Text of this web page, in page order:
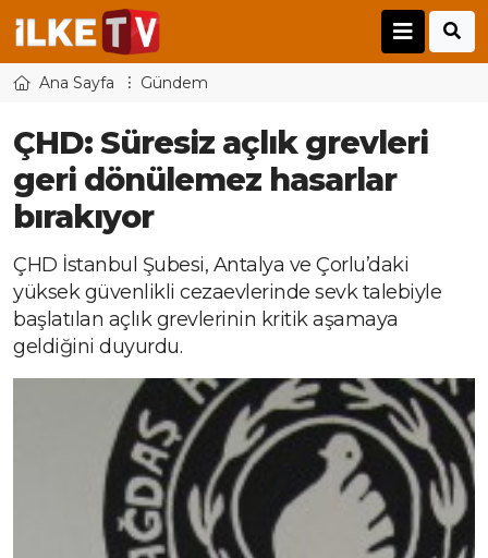
Ana Sayfa Gündem
ÇHD: Süresiz açlık grevleri
geri dönülemez hasarlar
bırakıyor
ÇHD İstanbul Şubesi, Antalya ve Çorlu’daki
yüksek güvenlikli cezaevlerinde sevk talebiyle
başlatılan açlık grevlerinin kritik aşamaya
geldiğini duyurdu.